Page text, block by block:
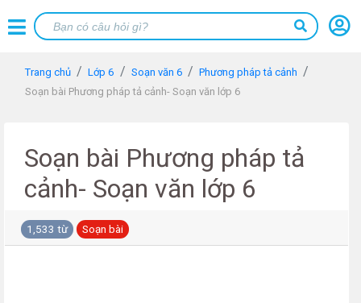
Trang chủ Lớp 6 Soạn văn 6
Phương pháp tả cảnh
Soạn bài Phương pháp tả cảnh- Soạn văn lớp 6
Soạn bài Phương pháp tả
cảnh- Soạn văn lớp 6
1,533 từ Soạn bài